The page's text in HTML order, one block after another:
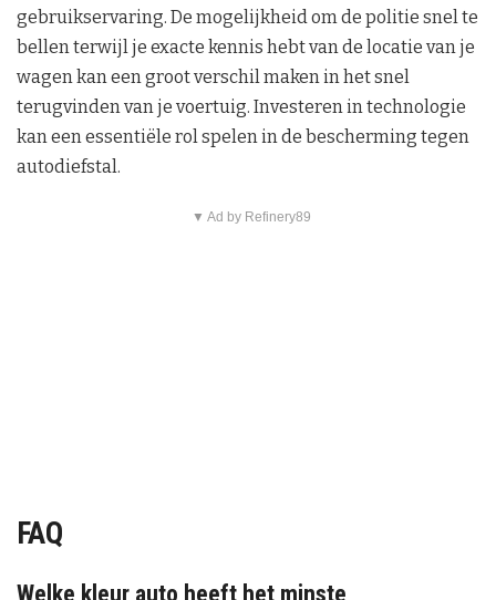
gebruikservaring. De mogelijkheid om de politie snel te
bellen terwijl je exacte kennis hebt van de locatie van je
wagen kan een groot verschil maken in het snel
terugvinden van je voertuig. Investeren in technologie
kan een essentiële rol spelen in de bescherming tegen
autodiefstal.
▼ Ad by Refinery89
FAQ
Welke kleur auto heeft het minste